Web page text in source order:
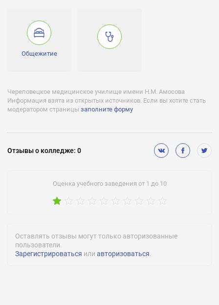
Военная кафедра:
Медицинское обслуживание:
Лицензии:
№8444 от 18 ноября 2014 года, серия 35Л01 №0001020
Аккредитации:
Общежитие
Череповецкое медицинское училище имени Н.М. Амосова
Информация взята из открытых источников. Если вы хотите стать
модератором страницы заполните форму
Отзывыо колледже: 0
Оценка учебного заведения от 1 до 10
Оставлять отзывы могут только авторизованные
пользователи.
Зарегистрироваться или авторизоваться.